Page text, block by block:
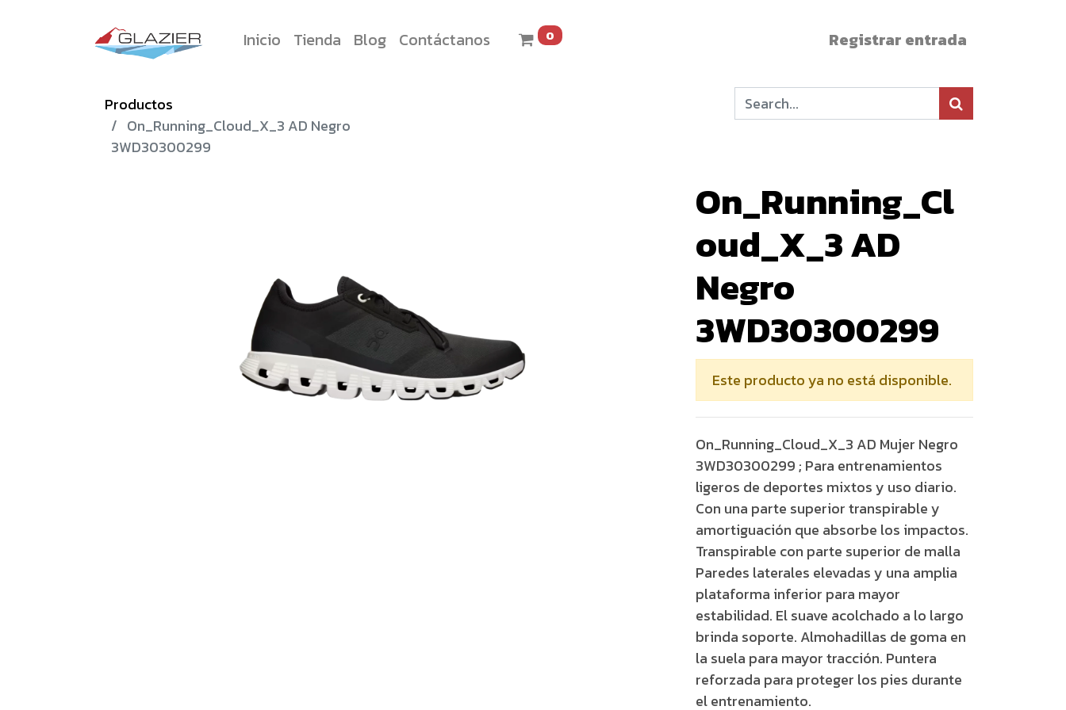
Inicio Tienda Blog Contáctanos 0 Registrar entrada
Productos
On_Running_Cloud_X_3 AD Negro
3WD30300299
On_Running_Cl
oud_X_3 AD
Negro
3WD30300299
Este producto ya no está disponible.
On_Running_Cloud_X_3 AD Mujer Negro
3WD30300299 ; Para entrenamientos
ligeros de deportes mixtos y uso diario.
Con una parte superior transpirable y
amortiguación que absorbe los impactos.
Transpirable con parte superior de malla
Paredes laterales elevadas y una amplia
plataforma inferior para mayor
estabilidad. El suave acolchado a lo largo
brinda soporte. Almohadillas de goma en
la suela para mayor tracción. Puntera
reforzada para proteger los pies durante
el entrenamiento.